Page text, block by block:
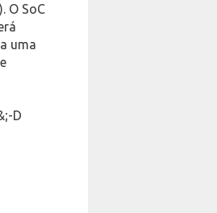
O SoC
uma
D